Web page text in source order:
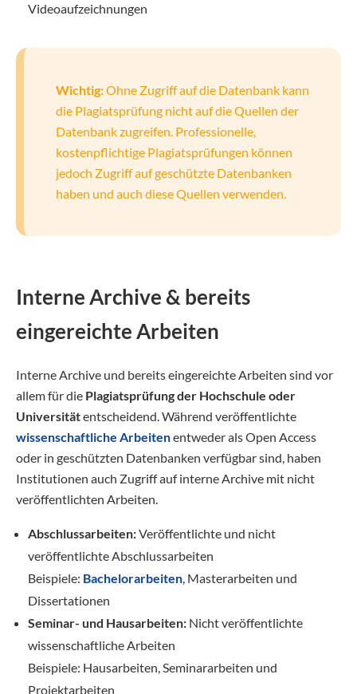
Videoaufzeichnungen
Wichtig:Ohne Zugriff auf die Datenbank kann
die Plagiatsprüfung nicht auf die Quellen der
Datenbank zugreifen. Professionelle,
kostenpflichtige Plagiatsprüfungen können
jedoch Zugriff auf geschützte Datenbanken
haben und auch diese Quellen verwenden.
Interne Archive & bereits
eingereichte Arbeiten
Interne Archive und bereits eingereichte Arbeiten sind vor
allem für die Plagiatsprüfung der Hochschule oder
Universitätentscheidend. Während veröffentlichte
wissenschaftliche Arbeitenentweder als Open Access
oder in geschützten Datenbanken verfügbar sind, haben
Institutionen auch Zugriff auf interne Archive mit nicht
veröffentlichten Arbeiten.
Abschlussarbeiten:Veröffentlichte und nicht
veröffentlichte Abschlussarbeiten
Beispiele: Bachelorarbeiten, Masterarbeiten und
Dissertationen
Seminar- und Hausarbeiten: Nicht veröffentlichte
wissenschaftliche Arbeiten
Beispiele: Hausarbeiten, Seminararbeiten und
Projektarbeiten